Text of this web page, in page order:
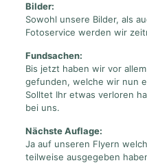
Bilder:
Sowohl unsere Bilder, als
Fotoservice werden wir
Fundsachen:
Bis jetzt haben wir vor
gefunden, welche wir nun
Solltet Ihr etwas verloren
bei uns.
Nächste Auflage:
Ja auf unseren Flyern
teilweise ausgegeben